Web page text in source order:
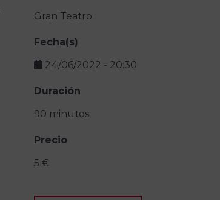
Gran Teatro
Fecha(s)
24/06/2022 - 20:30
Duración
90 minutos
Precio
5 €